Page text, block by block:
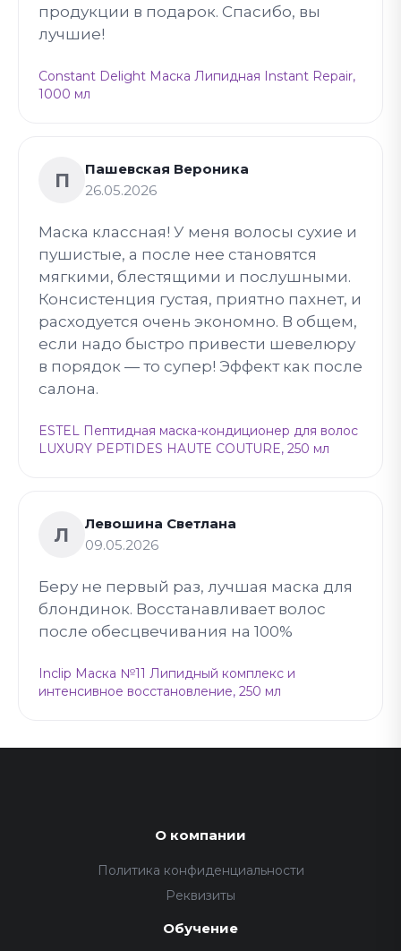
продукции в подарок. Спасибо, вы
лучшие!
Constant Delight Маска Липидная Instant Repair,
1000 мл
П
Пашевская Вероника
26.05.2026
Маска классная! У меня волосы сухие и
пушистые, а после нее становятся
мягкими, блестящими и послушными.
Консистенция густая, приятно пахнет, и
расходуется очень экономно. В общем,
если надо быстро привести шевелюру
в порядок — то супер! Эффект как после
салона.
ESTEL Пептидная маска-кондиционер для волос
LUXURY PEPTIDES HAUTE COUTURE, 250 мл
Л
Левошина Светлана
09.05.2026
Беру не первый раз, лучшая маска для
блондинок. Восстанавливает волос
после обесцвечивания на 100%
Inclip Маска №11 Липидный комплекс и
интенсивное восстановление, 250 мл
О компании
Политика конфиденциальности
Реквизиты
Обучение